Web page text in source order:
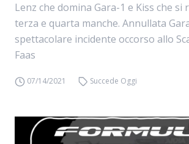
Lenz che domina Gara-1 e Kiss che si
terza e quarta manche. Annullata
spettacolare incidente occorso allo
Faas
07/14/2021 Succede Oggi